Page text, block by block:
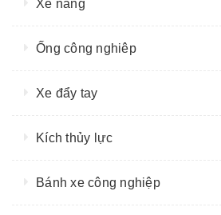
Xe nâng
Ống công nghiêp
Xe đẩy tay
Kích thủy lực
Bánh xe công nghiệp